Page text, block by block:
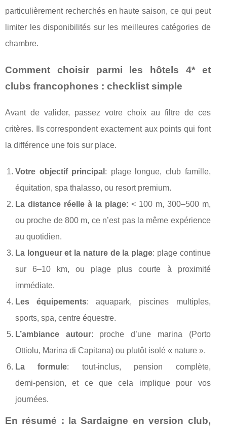
particulièrement recherchés en haute saison, ce qui peut
limiter les disponibilités sur les meilleures catégories de
chambre.
Comment choisir parmi les hôtels 4* et
clubs francophones : checklist simple
Avant de valider, passez votre choix au filtre de ces
critères. Ils correspondent exactement aux points qui font
la différence une fois sur place.
Votre objectif principal : plage longue, club famille,
équitation, spa thalasso, ou resort premium.
La distance réelle à la plage: < 100 m, 300–500 m,
ou proche de 800 m, ce n’est pas la même expérience
au quotidien.
La longueur et la nature de la plage: plage continue
sur 6–10 km, ou plage plus courte à proximité
immédiate.
Les équipements: aquapark, piscines multiples,
sports, spa, centre équestre.
L’ambiance autour: proche d’une marina (Porto
Ottiolu, Marina di Capitana) ou plutôt isolé « nature ».
La formule: tout‑inclus, pension complète,
demi‑pension, et ce que cela implique pour vos
journées.
En résumé : la Sardaigne en version club,